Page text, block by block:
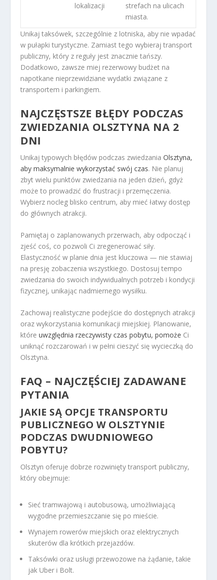
lokalizacji
strefach na ulicach
miasta.
Unikaj taksówek, szczególnie z lotniska, aby nie wpadać
w pułapki turystyczne. Zamiast tego wybieraj transport
publiczny, który z reguły jest znacznie tańszy.
Dodatkowo, zawsze miej rezerwowy budżet na
napotkane nieprzewidziane wydatki związane z
transportem i parkingiem.
NAJCZĘSTSZE BŁĘDY PODCZAS
ZWIEDZANIA OLSZTYNA NA 2
DNI
Unikaj typowych błędów podczas zwiedzaniaOlsztyna,
aby maksymalnie wykorzystać swój czas. Nie planuj
zbyt wielu punktów zwiedzania na jeden dzień, gdyż
może to prowadzić do frustracji i przemęczenia.
Wybierz nocleg blisko centrum, aby mieć łatwy dostęp
do głównych atrakcji.
Pamiętaj o zaplanowanych przerwach, aby odpocząć i
zjeść coś, co pozwoli Ci zregenerować siły.
Elastyczność w planie dnia jest kluczowa — nie stawiaj
na presję zobaczenia wszystkiego. Dostosuj tempo
zwiedzania do swoich indywidualnych potrzeb i kondycji
fizycznej, unikając nadmiernego wysiłku.
Zachowaj realistyczne podejście do dostępnych atrakcji
oraz wykorzystania komunikacji miejskiej. Planowanie,
któreuwzględnia rzeczywisty czas pobytu, pomoże Ci
uniknąć rozczarowań i w pełni cieszyć się wycieczką do
Olsztyna.
FAQ – NAJCZĘŚCIEJ ZADAWANE
PYTANIA
JAKIE SĄ OPCJE TRANSPORTU
PUBLICZNEGO W OLSZTYNIE
PODCZAS DWUDNIOWEGO
POBYTU?
Olsztyn oferuje dobrze rozwinięty transport publiczny,
który obejmuje:
Sieć tramwajową i autobusową, umożliwiającą
wygodne przemieszczanie się po mieście.
Wynajem rowerów miejskich oraz elektrycznych
skuterów dla krótkich przejazdów.
Taksówki oraz usługi przewozowe na żądanie, takie
jak Uber i Bolt.